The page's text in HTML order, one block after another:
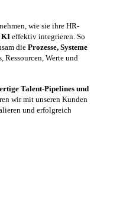
wie sie ihre HR-
KI effektiv integrieren. So
die Prozesse, Systeme
Ressourcen, Werte und
Talent-Pipelines und
wir mit unseren Kunden
und erfolgreich